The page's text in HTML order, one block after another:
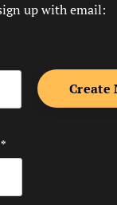
up with email:
*